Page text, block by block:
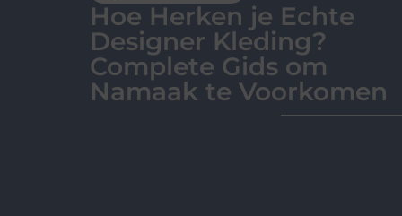
Hoe Herken je Echte
Designer Kleding?
Complete Gids om
Namaak te Voorkomen